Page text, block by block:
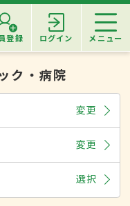
登録 ログイン メニュー
ク・病院
変更
変更
選択